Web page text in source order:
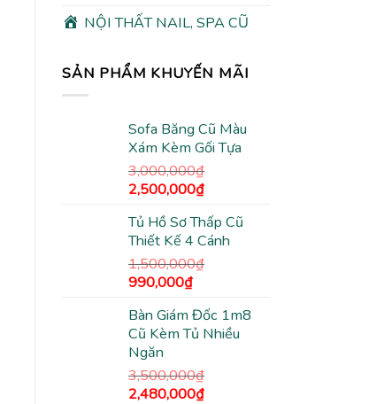
NỘI THẤT NAIL, SPA CŨ
SẢN PHẨM KHUYẾN MÃI
Sofa Băng Cũ Màu
Xám Kèm Gối Tựa
3,000,000₫
Giá
là:
3,000,000₫.
2,500,000₫Giá
tại
là:
2,500,000₫.
Tủ Hồ Sơ Thấp Cũ
Thiết Kế 4 Cánh
1,500,000₫
Giá
là:
1,500,000₫.
990,000₫Giá
tại
là:
Bàn Giám Đốc 1m8
Cũ Kèm Tủ Nhiều
Ngăn
3,500,000₫
Giá
2,480,000₫Giá